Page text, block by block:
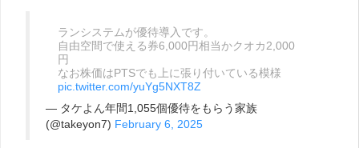
ランシステムが優待導入です。
自由空間で使える券6,000円相当かクオカ2,000
円
なお株価はPTSでも上に張り付いている模様
pic.twitter.com/yuYg5NXT8Z
— タケよん年間1,055個優待をもらう家族
(@takeyon7) February 6, 2025